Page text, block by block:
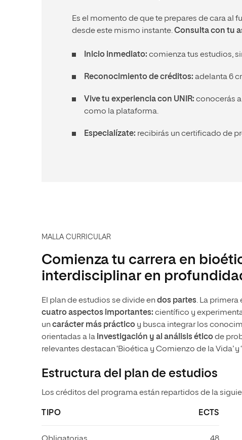
Es el momento de que te prepares de cara al
desde este mismo instante.Consulta con tu
Inicio inmediato: comienza tus estudios,
Reconocimiento de créditos: adelanta 6
Vive tu experiencia con UNIR: conocerás
como la plataforma.
Especialízate: recibirás un certificado de
MALLA CURRICULAR
Comienza tu carrera en
interdisciplinar en
El plan de estudios se divide endos partes. La
cuatro aspectos importantes: científico y
uncarácter más práctico y busca integrar los
orientadas a la investigación y al análisis éticode
relevantes destacan ‘Bioética y Comienzo de la Vida’ y
Estructura del plan de estudios
Los créditos del programa están repartidos de la
TIPO ECTS